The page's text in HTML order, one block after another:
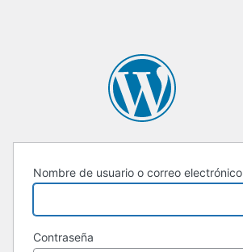
Nombre de usuario o correo electrónico
Contraseña